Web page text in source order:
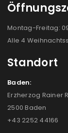
Montag-Freitag:
Alle 4
Standort
Baden:
Erzherzog Rainer
2500 Baden
+43 2252 44166